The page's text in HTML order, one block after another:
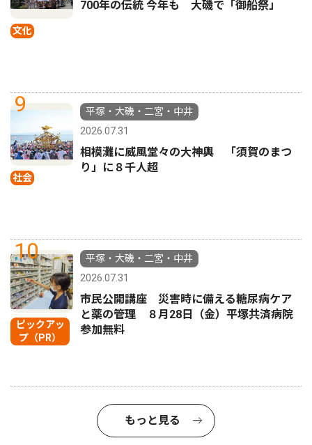
文化
700年の伝統 今年も 大磯で「御船祭」
9
社会
平塚・大磯・二宮・中井
2026.07.31
相模灘に威風堂々の大神輿 「須賀のまつ
り」に８千人超
10
ピックアッ
プ（PR）
平塚・大磯・二宮・中井
2026.07.31
市民公開講座 災害時に備える糖尿病ケア
と薬の管理 ８月28日（金）平塚共済病院
参加無料
もっと見る